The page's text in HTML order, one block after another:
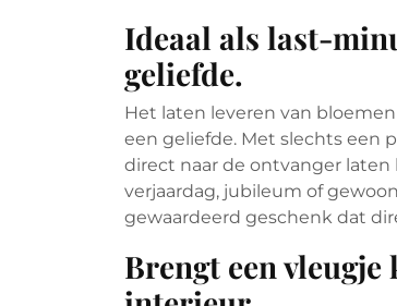
Ideaal als last-
geliefde.
Het laten leveren van
een geliefde. Met slechts een
direct naar de ontvanger laten
verjaardag, jubileum of
gewaardeerd geschenk dat
Brengt een